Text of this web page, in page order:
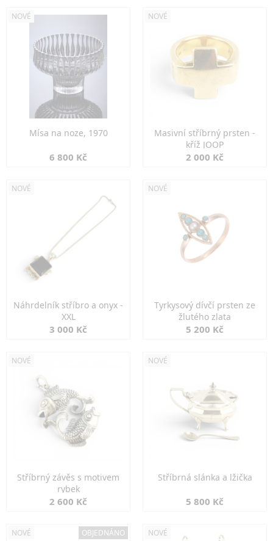
NOVÉ
Mísa na noze, 1970
6 800 Kč
NOVÉ
Masivní stříbrný prsten -
kříž JOOP
2 000 Kč
NOVÉ
Náhrdelník stříbro a onyx -
XXL
3 000 Kč
NOVÉ
Tyrkysový dívčí prsten ze
žlutého zlata
5 200 Kč
NOVÉ
Stříbrný závěs s motivem
rybek
2 600 Kč
NOVÉ
Stříbrná slánka a lžička
5 800 Kč
NOVÉ OBJEDNÁNO NOVÉ